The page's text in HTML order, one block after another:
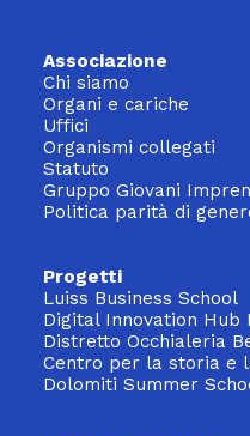
Associazione
Chi siamo
Organi e cariche
Uffici
Organismi collegati
Statuto
Gruppo Giovani
Politica parità di
Progetti
Luiss Business School
Digital Innovation Hub
Distretto Occhialeria
Centro per la storia e
Dolomiti Summer